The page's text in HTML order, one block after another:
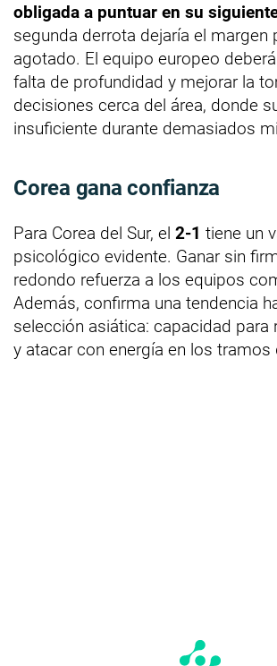
obligada a puntuar en su
segunda derrota dejaría el margen
agotado. El equipo europeo
falta de profundidad y mejorar la
decisiones cerca del área, donde
insuficiente durante demasiados
Corea gana confianza
Para Corea del Sur, el 2-1 tiene un
psicológico evidente. Ganar sin
redondo refuerza a los equipos
Además, confirma una tendencia
selección asiática: capacidad para
y atacar con energía en los tramos